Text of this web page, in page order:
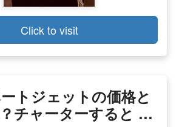
Click to visit
トジェットの価格と
チャーターすると …